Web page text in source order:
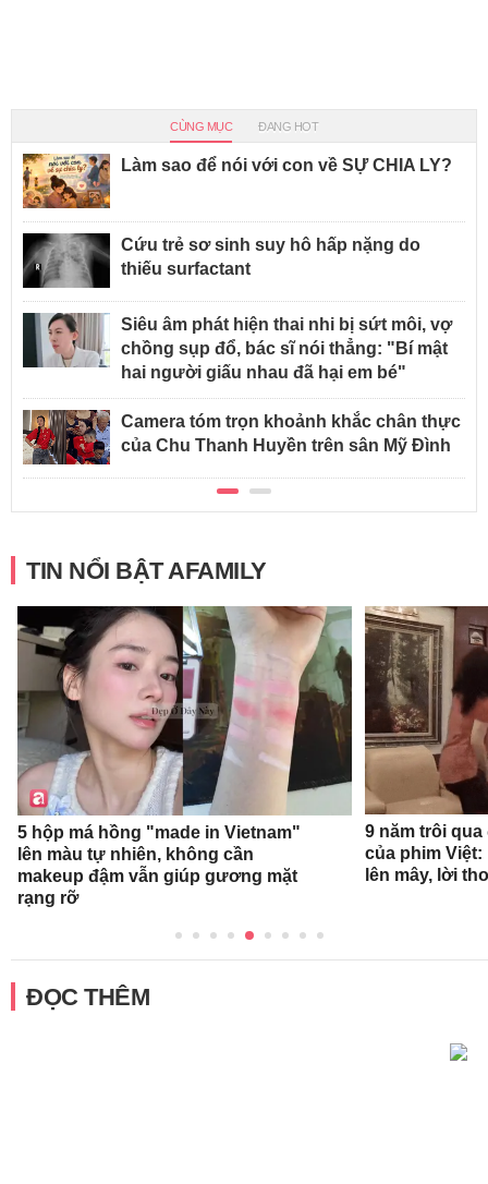
CÙNG MỤC ĐANG HOT
Làm sao để nói với con về SỰ CHIA LY?
Cứu trẻ sơ sinh suy hô hấp nặng do
thiếu surfactant
Siêu âm phát hiện thai nhi bị sứt môi, vợ
chồng sụp đổ, bác sĩ nói thẳng: "Bí mật
hai người giấu nhau đã hại em bé"
Camera tóm trọn khoảnh khắc chân thực
của Chu Thanh Huyền trên sân Mỹ Đình
TIN NỔI BẬT AFAMILY
5 hộp má hồng "made in Vietnam"
lên màu tự nhiên, không cần
makeup đậm vẫn giúp gương mặt
rạng rỡ
9 năm trôi
của phim
lên mây, lời
ĐỌC THÊM